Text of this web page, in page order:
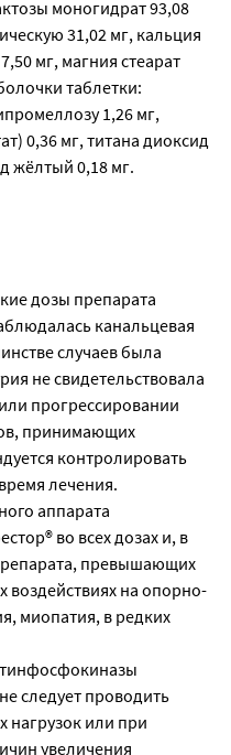
моногидрат 93,08
31,02 мг, кальция
мг, магния стеарат
таблетки:
1,26 мг,
0,36 мг, титана диоксид
жёлтый 0,18 мг.
дозы препарата
канальцевая
случаев была
не свидетельствовала
прогрессировании
принимающих
контролировать
лечения.
аппарата
во всех дозах и, в
превышающих
воздействиях на опорно-
миопатия, в редких
следует проводить
нагрузок или при
увеличения